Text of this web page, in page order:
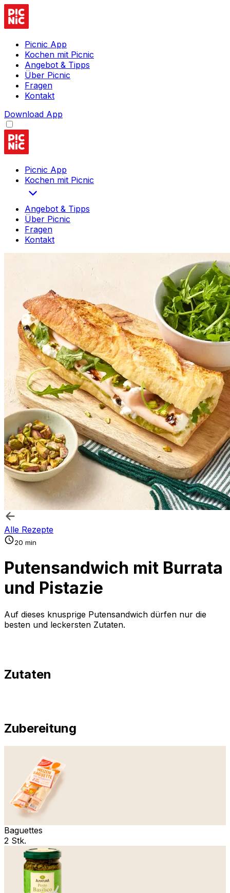
Picnic App
Kochen mit Picnic
Angebot & Tipps
Über Picnic
Fragen
Kontakt
Download App
Picnic App
Kochen mit Picnic
Angebot & Tipps
Über Picnic
Fragen
Kontakt
Alle Rezepte
20 min
Putensandwich mit Burrata
und Pistazie
Auf dieses knusprige Putensandwich dürfen nur die
besten und leckersten Zutaten.
Zutaten
Zubereitung
Baguettes
2 Stk.